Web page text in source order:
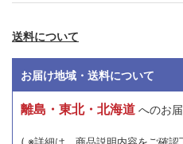
送料について
お届け地域・送料について
離島・東北・北海道 へのお